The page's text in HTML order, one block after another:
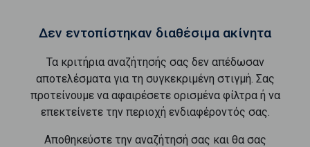
Δεν εντοπίστηκαν διαθέσιμα ακίνητα
Τα κριτήρια αναζήτησής σας δεν απέδωσαν
αποτελέσματα για τη συγκεκριμένη στιγμή. Σας
προτείνουμε να αφαιρέσετε ορισμένα φίλτρα ή να
επεκτείνετε την περιοχή ενδιαφέροντός σας.
Αποθηκεύστε την αναζήτησή σας και θα σας